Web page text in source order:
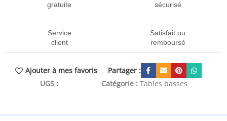
gratuite
sécurisé
Service
client
Satisfait ou
remboursé
Ajouter à mes favoris
Partager :
UGS :
Catégorie : Tables basses